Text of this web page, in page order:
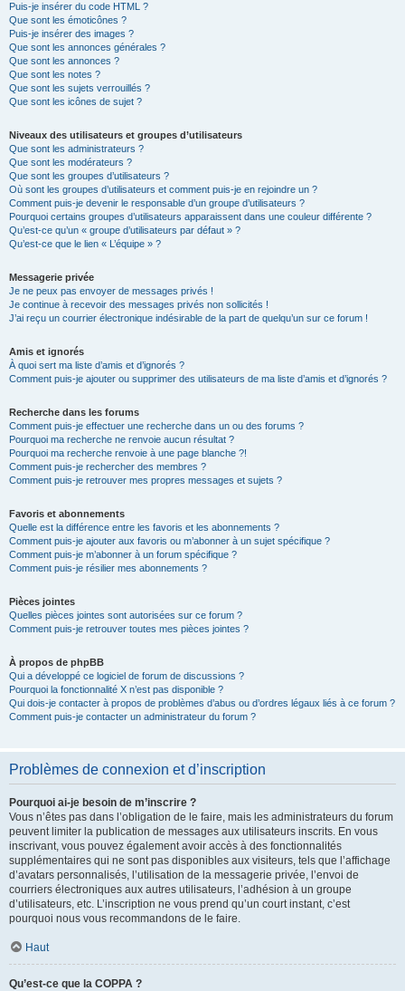
Puis-je insérer du code HTML ?
Que sont les émoticônes ?
Puis-je insérer des images ?
Que sont les annonces générales ?
Que sont les annonces ?
Que sont les notes ?
Que sont les sujets verrouillés ?
Que sont les icônes de sujet ?
Niveaux des utilisateurs et groupes d’utilisateurs
Que sont les administrateurs ?
Que sont les modérateurs ?
Que sont les groupes d’utilisateurs ?
Où sont les groupes d’utilisateurs et comment puis-je en rejoindre un ?
Comment puis-je devenir le responsable d’un groupe d’utilisateurs ?
Pourquoi certains groupes d’utilisateurs apparaissent dans une couleur différente ?
Qu’est-ce qu’un « groupe d’utilisateurs par défaut » ?
Qu’est-ce que le lien « L’équipe » ?
Messagerie privée
Je ne peux pas envoyer de messages privés !
Je continue à recevoir des messages privés non sollicités !
J’ai reçu un courrier électronique indésirable de la part de quelqu’un sur ce forum !
Amis et ignorés
À quoi sert ma liste d’amis et d’ignorés ?
Comment puis-je ajouter ou supprimer des utilisateurs de ma liste d’amis et d’ignorés ?
Recherche dans les forums
Comment puis-je effectuer une recherche dans un ou des forums ?
Pourquoi ma recherche ne renvoie aucun résultat ?
Pourquoi ma recherche renvoie à une page blanche ?!
Comment puis-je rechercher des membres ?
Comment puis-je retrouver mes propres messages et sujets ?
Favoris et abonnements
Quelle est la différence entre les favoris et les abonnements ?
Comment puis-je ajouter aux favoris ou m’abonner à un sujet spécifique ?
Comment puis-je m’abonner à un forum spécifique ?
Comment puis-je résilier mes abonnements ?
Pièces jointes
Quelles pièces jointes sont autorisées sur ce forum ?
Comment puis-je retrouver toutes mes pièces jointes ?
À propos de phpBB
Qui a développé ce logiciel de forum de discussions ?
Pourquoi la fonctionnalité X n’est pas disponible ?
Qui dois-je contacter à propos de problèmes d’abus ou d’ordres légaux liés à ce forum ?
Comment puis-je contacter un administrateur du forum ?
Problèmes de connexion et d’inscription
Pourquoi ai-je besoin de m’inscrire ?
Vous n’êtes pas dans l’obligation de le faire, mais les administrateurs du forum
peuvent limiter la publication de messages aux utilisateurs inscrits. En vous
inscrivant, vous pouvez également avoir accès à des fonctionnalités
supplémentaires qui ne sont pas disponibles aux visiteurs, tels que l’affichage
d’avatars personnalisés, l’utilisation de la messagerie privée, l’envoi de
courriers électroniques aux autres utilisateurs, l’adhésion à un groupe
d’utilisateurs, etc. L’inscription ne vous prend qu’un court instant, c’est
pourquoi nous vous recommandons de le faire.
Haut
Qu’est-ce que la COPPA ?